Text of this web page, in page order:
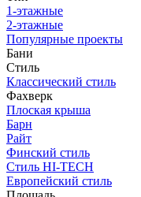
1-этажные
2-этажные
Популярные проекты
Бани
Стиль
Классический стиль
Фахверк
Плоская крыша
Барн
Райт
Финский стиль
Стиль HI-TECH
Европейский стиль